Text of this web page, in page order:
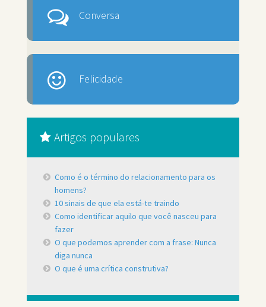
Conversa
Felicidade
Artigos populares
Como é o término do relacionamento para os
homens?
10 sinais de que ela está-te traindo
Como identificar aquilo que você nasceu para
fazer
O que podemos aprender com a frase: Nunca
diga nunca
O que é uma crítica construtiva?